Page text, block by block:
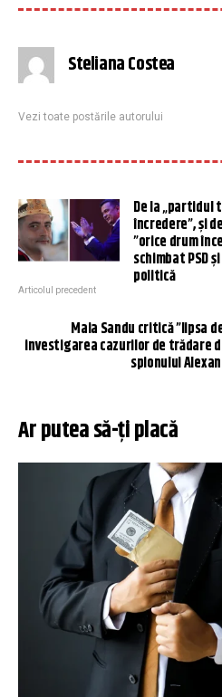
Steliana Costea
Vezi toate postările autorului
De la „partidul
încredere”, și
”orice drum
schimbat PSD
politică
Articolul precedent
Maia Sandu critică ”lipsa
investigarea cazurilor de trădare
spionului
Ar putea să-ți placă